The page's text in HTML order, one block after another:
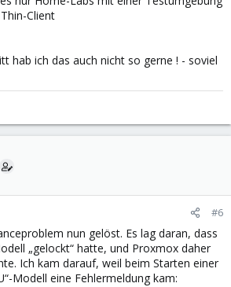
Client
hab ich das auch nicht so gerne ! - soviel
#6
nun gelöst. Es lag daran, dass
„gelockt“ hatte, und Proxmox daher
Ich kam darauf, weil beim Starten einer
Modell eine Fehlermeldung kam: